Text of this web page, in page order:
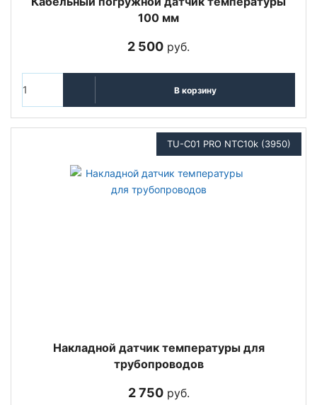
100 мм
2 500 руб.
В корзину
TU-C01 PRO NTC10k (3950)
Накладной датчик температуры для
трубопроводов
2 750руб.